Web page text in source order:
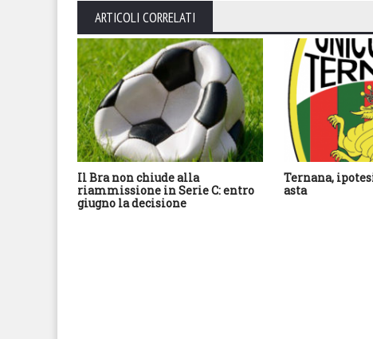
ARTICOLI CORRELATI
Il Bra non chiude alla
riammissione in Serie C: entro
giugno la decisione
Ternana,
asta